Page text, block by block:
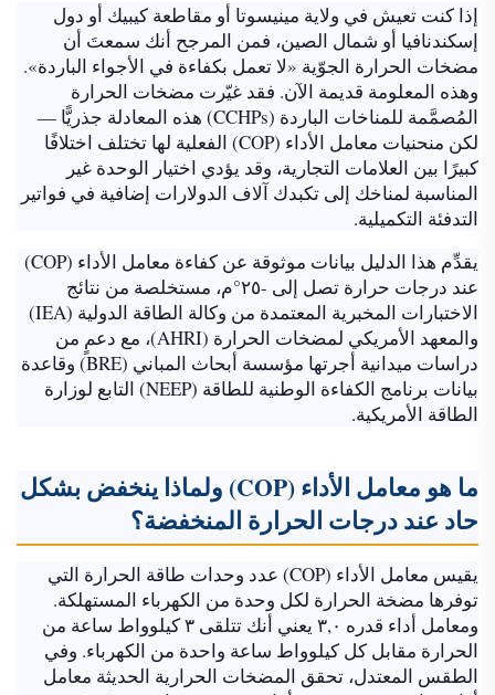
إذا كنت تعيش في ولاية مينيسوتا أو مقاطعة كيبيك أو دول
إسكندنافيا أو شمال الصين، فمن المرجح أنك سمعتَ أن
مضخات الحرارة الجوّية «لا تعمل بكفاءة في الأجواء الباردة».
وهذه المعلومة قديمة الآن. فقد غيّرت مضخات الحرارة
المُصمَّمة للمناخات الباردة (CCHPs) هذه المعادلة جذريًّا —
لكن منحنيات معامل الأداء (COP) الفعلية لها تختلف اختلافًا
كبيرًا بين العلامات التجارية، وقد يؤدي اختيار الوحدة غير
المناسبة لمناخك إلى تكبدك آلاف الدولارات إضافية في فواتير
التدفئة التكميلية.
يقدِّم هذا الدليل بيانات موثوقة عن كفاءة معامل الأداء (COP)
عند درجات حرارة تصل إلى -٢٥°م، مستخلصة من نتائج
الاختبارات المخبرية المعتمدة من وكالة الطاقة الدولية (IEA)
والمعهد الأمريكي لمضخات الحرارة (AHRI)، مع دعمٍ من
دراسات ميدانية أجرتها مؤسسة أبحاث المباني (BRE) وقاعدة
بيانات برنامج الكفاءة الوطنية للطاقة (NEEP) التابع لوزارة
الطاقة الأمريكية.
ما هو معامل الأداء (COP) ولماذا ينخفض بشكل
حاد عند درجات الحرارة المنخفضة؟
يقيس معامل الأداء (COP) عدد وحدات طاقة الحرارة التي
توفرها مضخة الحرارة لكل وحدة من الكهرباء المستهلكة.
ومعامل أداء قدره ٣,٠ يعني أنك تتلقى ٣ كيلوواط ساعة من
الحرارة مقابل كل كيلوواط ساعة واحدة من الكهرباء. وفي
الطقس المعتدل، تحقق المضخات الحرارية الحديثة معامل